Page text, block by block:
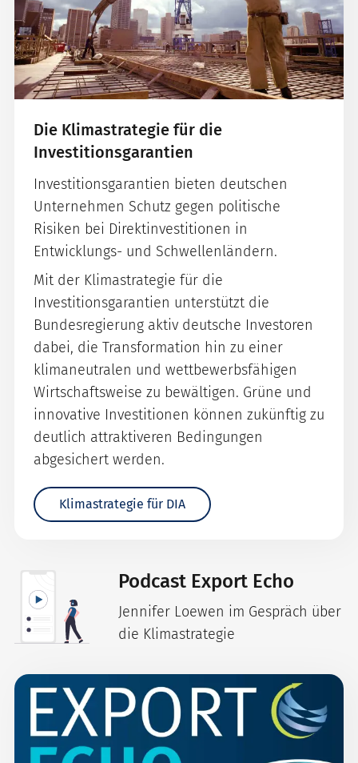
Die Klimastrategie für die
Investitionsgarantien
Investitionsgarantien bieten deutschen
Unternehmen Schutz gegen politische
Risiken bei Direktinvestitionen in
Entwicklungs- und Schwellenländern.
Mit der Klimastrategie für die
Investitionsgarantien unterstützt die
Bundesregierung aktiv deutsche Investoren
dabei, die Transformation hin zu einer
klimaneutralen und wettbewerbsfähigen
Wirtschaftsweise zu bewältigen. Grüne und
innovative Investitionen können zukünftig zu
deutlich attraktiveren Bedingungen
abgesichert werden.
Klimastrategie für DIA
Podcast Export Echo
Jennifer Loewen im Gespräch über
die Klimastrategie